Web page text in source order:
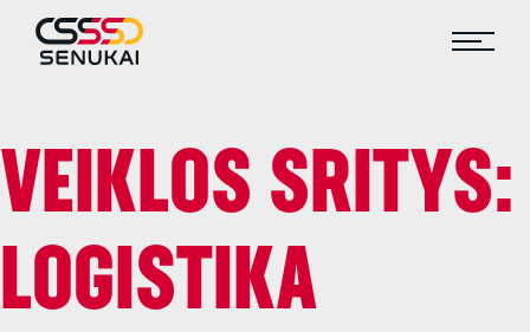
VEIKLOS SRITYS:
LOGISTIKA